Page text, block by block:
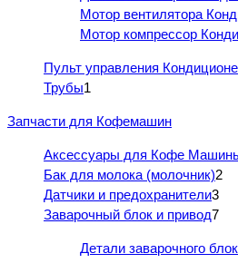
Мотор вентилятора
Мотор компрессор
Пульт управления
Трубы1
Запчасти для Кофемашин
Аксессуары для Кофе
Бак для молока (молочник)2
Датчики и предохранители3
Заварочный блок и привод7
Детали заварочного